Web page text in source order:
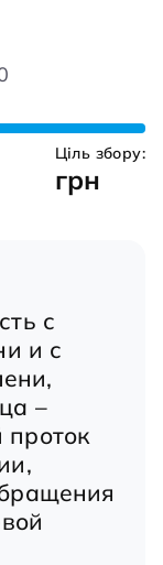
Ціль збору:
грн
с
и с
–